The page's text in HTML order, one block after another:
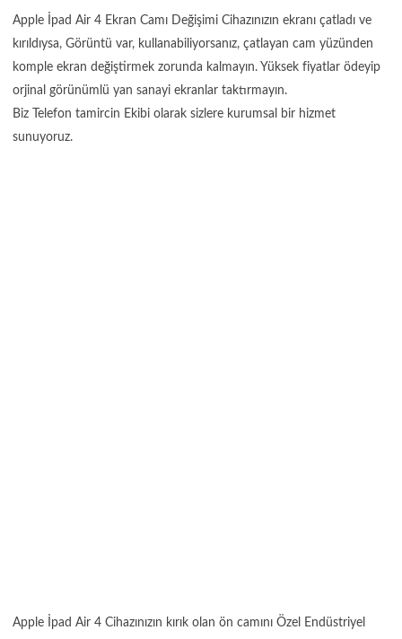
Apple İpad Air 4 Ekran Camı Değişimi Cihazınızın ekranı çatladı ve
kırıldıysa, Görüntü var, kullanabiliyorsanız, çatlayan cam yüzünden
komple ekran değiştirmek zorunda kalmayın. Yüksek fiyatlar ödeyip
orjinal görünümlü yan sanayi ekranlar taktırmayın.
Biz Telefon tamircin Ekibi olarak sizlere kurumsal bir hizmet
sunuyoruz.
Apple İpad Air 4 Cihazınızın kırık olan ön camını Özel Endüstriyel